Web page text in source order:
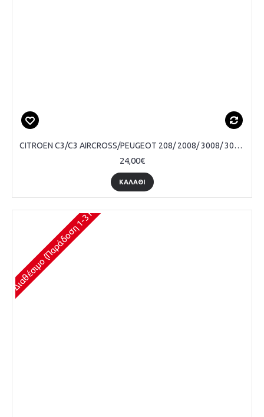
CITROEN C3/C3 AIRCROSS/PEUGEOT 208/ 2008/ 3008/ 308, ΠΟΜΟΛΟ ΛΕΒΙΕ ΤΑΧΥΤΗΤΩΝ, 5 ΤΑΧΥΤΗΤΕΣ, ΜΑΥΡΟ/ΧΡΩΜΙΟ
24,00€
ΚΑΛΆΘΙ
Διαθέσιμο (Παράδοση 1-3 Ημέρες)